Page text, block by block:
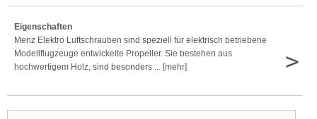
Eigenschaften
Menz Elektro Luftschrauben sind speziell für elektrisch betriebene
Modellflugzeuge entwickelte Propeller. Sie bestehen aus
hochwertigem Holz, sind besonders ... [mehr]
>